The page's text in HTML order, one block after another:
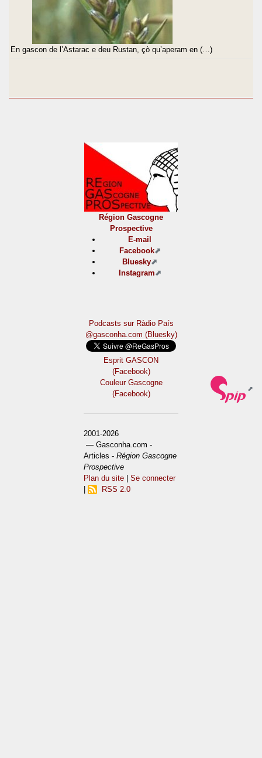
En gascon de l’Astarac e deu Rustan, çò qu’aperam en (…)
Région Gascogne
Prospective
E-mail
Facebook
Bluesky
Instagram
Podcasts sur Ràdio País
@gasconha.com (Bluesky)
Esprit GASCON
(Facebook)
Couleur Gascogne
(Facebook)
2001-2026
— Gasconha.com -
Articles -Région Gascogne
Prospective
Plan du site |Se connecter
RSS 2.0